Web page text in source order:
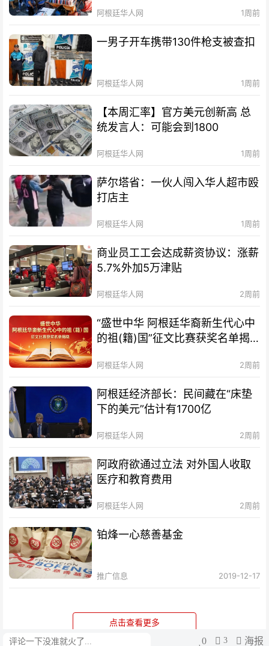
评论 0 3 海报
阿根廷华人网 1周前
一男子开车携带130件枪支被查扣
阿根廷华人网 1周前
【本周汇率】官方美元创新高 总
统发言人：可能会到1800
阿根廷华人网 1周前
萨尔塔省：一伙人闯入华人超市殴
打店主
阿根廷华人网 1周前
商业员工工会达成薪资协议：涨薪
5.7%外加5万津贴
阿根廷华人网 2周前
“盛世中华 阿根廷华裔新生代心中
的祖(籍)国”征文比赛获奖名单揭
阿根廷华人网 2周前
阿根廷经济部长：民间藏在“床垫
下的美元”估计有1700亿
阿根廷华人网 2周前
阿政府欲通过立法 对外国人收取
医疗和教育费用
阿根廷华人网 2周前
铂烽一心慈善基金
推广信息 2019-12-17
点击查看更多